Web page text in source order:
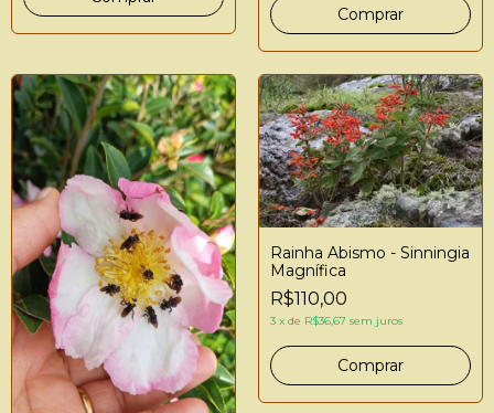
Rainha Abismo - Sinningia
Magnífica
R$110,00
3 x de R$36,67 sem juros